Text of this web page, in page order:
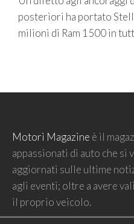
posteriori ha portato
milioni di Ram 1500 in
Motori Magazine è il
appassionati di auto che si
aggiornati sulle ultime
agli eventi; oltre a avere
il proprio veicolo.